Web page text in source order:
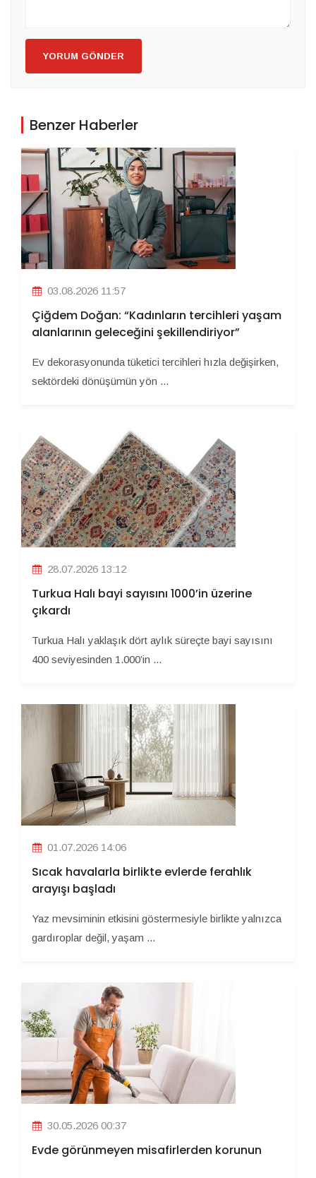
YORUM GÖNDER
Benzer Haberler
03.08.2026 11:57
Çiğdem Doğan: “Kadınların tercihleri yaşam
alanlarının geleceğini şekillendiriyor”
Ev dekorasyonunda tüketici tercihleri hızla değişirken,
sektördeki dönüşümün yön ...
28.07.2026 13:12
Turkua Halı bayi sayısını 1000’in üzerine
çıkardı
Turkua Halı yaklaşık dört aylık süreçte bayi sayısını
400 seviyesinden 1.000’in ...
01.07.2026 14:06
Sıcak havalarla birlikte evlerde ferahlık
arayışı başladı
Yaz mevsiminin etkisini göstermesiyle birlikte yalnızca
gardıroplar değil, yaşam ...
30.05.2026 00:37
Evde görünmeyen misafirlerden korunun